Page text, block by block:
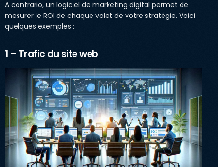
A contrario, un logiciel de marketing digital permet de
mesurer le ROI de chaque volet de votre stratégie. Voici
quelques exemples :
1 – Trafic du site web